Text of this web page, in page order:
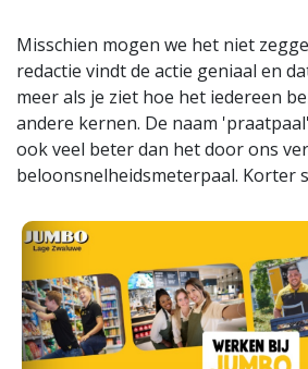
Misschien mogen we het niet
redactie vindt de actie geniaal en
meer als je ziet hoe het iedereen
andere kernen. De naam
ook veel beter dan het door ons
beloonsnelheidsmeterpaal. Korter